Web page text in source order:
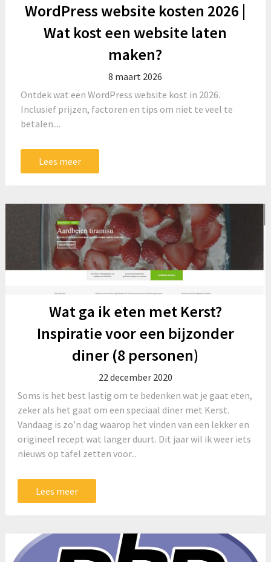
WordPress website kosten 2026 |
Wat kost een website laten
maken?
8 maart 2026
Ontdek wat een WordPress website kost in 2026.
Inclusief prijzen, factoren en tips om niet te veel te
betalen....
Lees meer
Wat ga ik eten met Kerst?
Inspiratie voor een bijzonder
diner (8 personen)
22 december 2020
Soms is het best lastig om te bedenken wat je gaat eten,
zeker als het gaat om een speciaal diner met Kerst.
Vandaag is zo’n dag waarop het vinden van een lekker en
origineel recept wat langer duurt. Dit jaar wil ik weer iets
nieuws op tafel zetten voor...
Lees meer